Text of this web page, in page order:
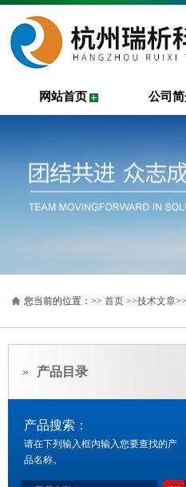
网站首页 公司
您当前的位置：>> 首页 >>技术文章
产品目录
产品搜索：
请在下列输入框内输入您要查找的产
品名称。